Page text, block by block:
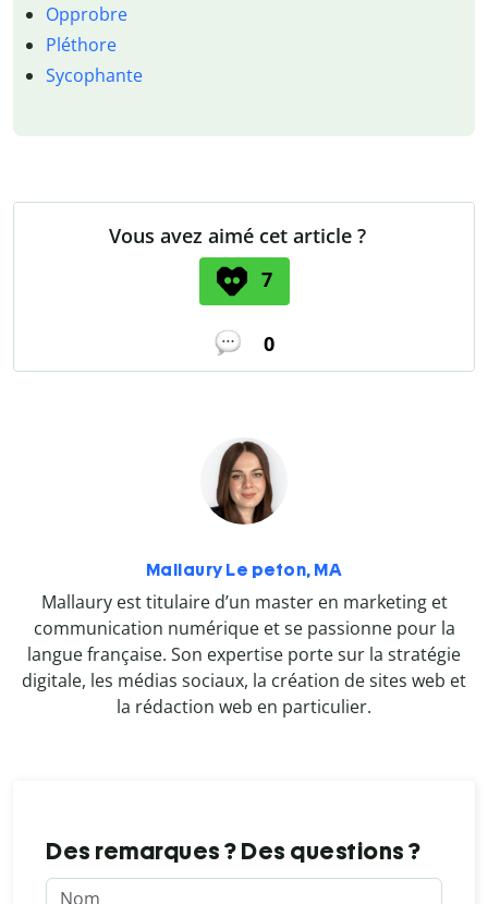
Opprobre
Pléthore
Sycophante
Vous avez aimé cet article ?
7
0
Mallaury Le peton, MA
Mallaury est titulaire d’un master en marketing et
communication numérique et se passionne pour la
langue française. Son expertise porte sur la stratégie
digitale, les médias sociaux, la création de sites web et
la rédaction web en particulier.
Des remarques ? Des questions ?